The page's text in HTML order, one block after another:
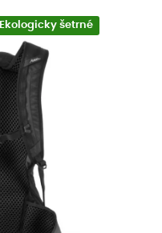
Ekologicky šetrné